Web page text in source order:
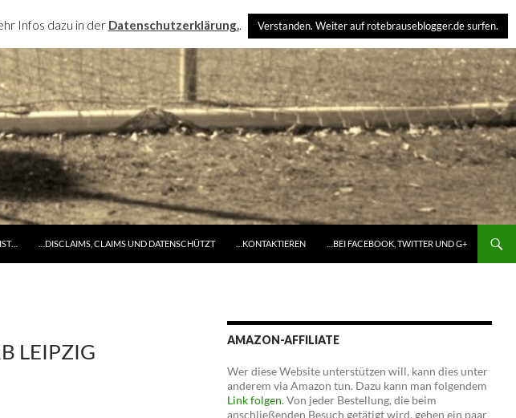
…DISCLAIMS, CLAIMS UND DATENSCHÜTZT …KONTAKTIEREN …BEI FACEBOOK, TWITTER UND G+
LEIPZIG
AMAZON-AFFILIATE
Wer diese Website unterstützen will, kann dies unter
anderem via Amazon tun. Dazu kann man folgendem
Link folgen. Von jeder Bestellung, die beim
anschließenden Besuch getätigt wird, gehen ein paar
Infos dazu in der Datenschutzerklärung.. Verstanden. Weiter auf rotebrauseblogger.de surfen.